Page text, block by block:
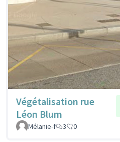
Végétalisation rue
Léon Blum
Mélanie-f
3 0